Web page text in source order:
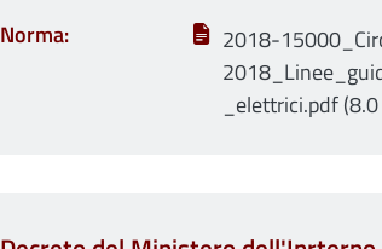
Norma
2018-
_elettrici.pdf